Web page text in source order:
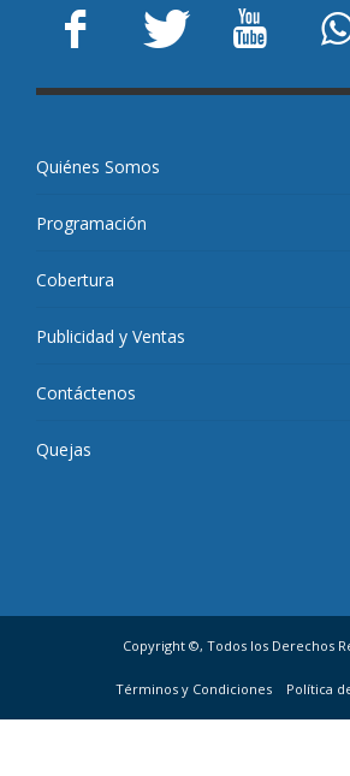
Quiénes Somos
Programación
Cobertura
Publicidad y Ventas
Contáctenos
Quejas
Copyright ©, Todos los Derechos
Términos y Condiciones Política